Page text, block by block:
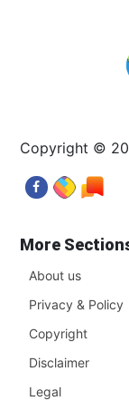
Copyright ©
More
About us
Privacy & Policy
Copyright
Disclaimer
Legal